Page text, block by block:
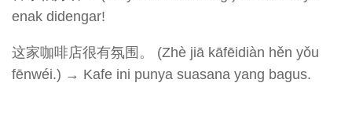
enak didengar!
这家咖啡店很有氛围。 (Zhè jiā kāfēidiàn hěn yǒu
fēnwéi.) → Kafe ini punya suasana yang bagus.